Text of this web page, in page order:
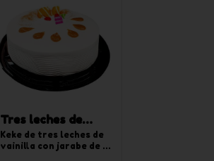
Tres leches de
vainilla redonda
mediana
Keke de tres leches de
vainilla con jarabe de